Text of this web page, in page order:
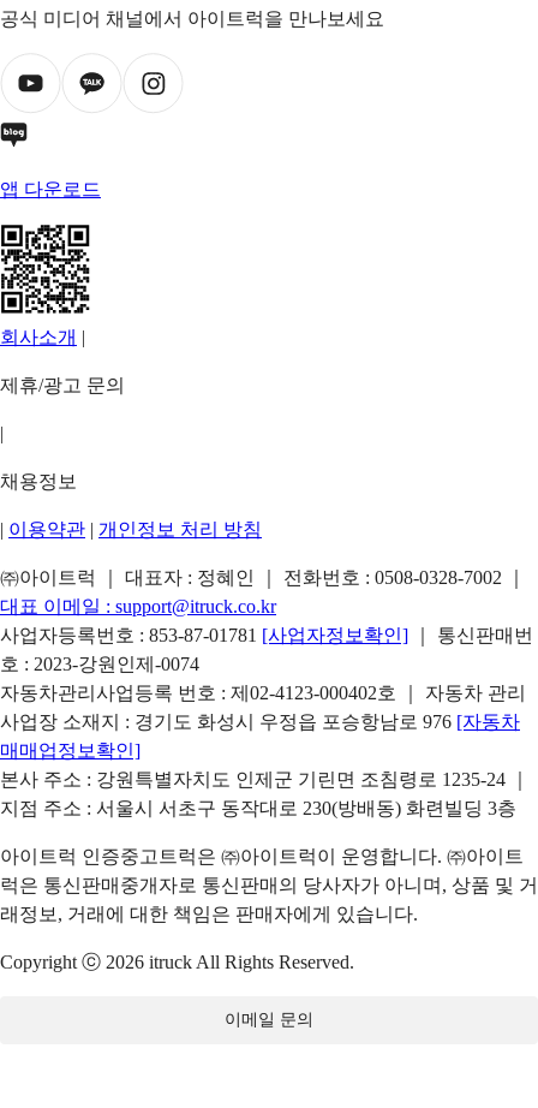
공식 미디어 채널에서 아이트럭을 만나보세요
앱 다운로드
회사소개 |
제휴/광고 문의
|
채용정보
| 이용약관 | 개인정보 처리 방침
㈜아이트럭 ｜ 대표자 : 정혜인 ｜ 전화번호 : 0508-0328-7002
대표 이메일 : support@itruck.co.kr
사업자등록번호 : 853-87-01781 [사업자정보확인]
｜ 통신판매번
호 : 2023-강원인제-0074
자동차관리사업등록 번호 : 제02-4123-000402호 ｜ 자동차 관리
사업장 소재지 : 경기도 화성시 우정읍 포승항남로 976 [자동차
매매업정보확인]
본사 주소 : 강원특별자치도 인제군 기린면 조침령로 1235-24 ｜
지점 주소 : 서울시 서초구 동작대로 230(방배동) 화련빌딩 3층
아이트럭 인증중고트럭은 ㈜아이트럭이 운영합니다. ㈜아이트
럭은 통신판매중개자로 통신판매의 당사자가 아니며, 상품 및 거
래정보, 거래에 대한 책임은 판매자에게 있습니다.
Copyright ⓒ 2026 itruck All Rights Reserved.
이메일 문의